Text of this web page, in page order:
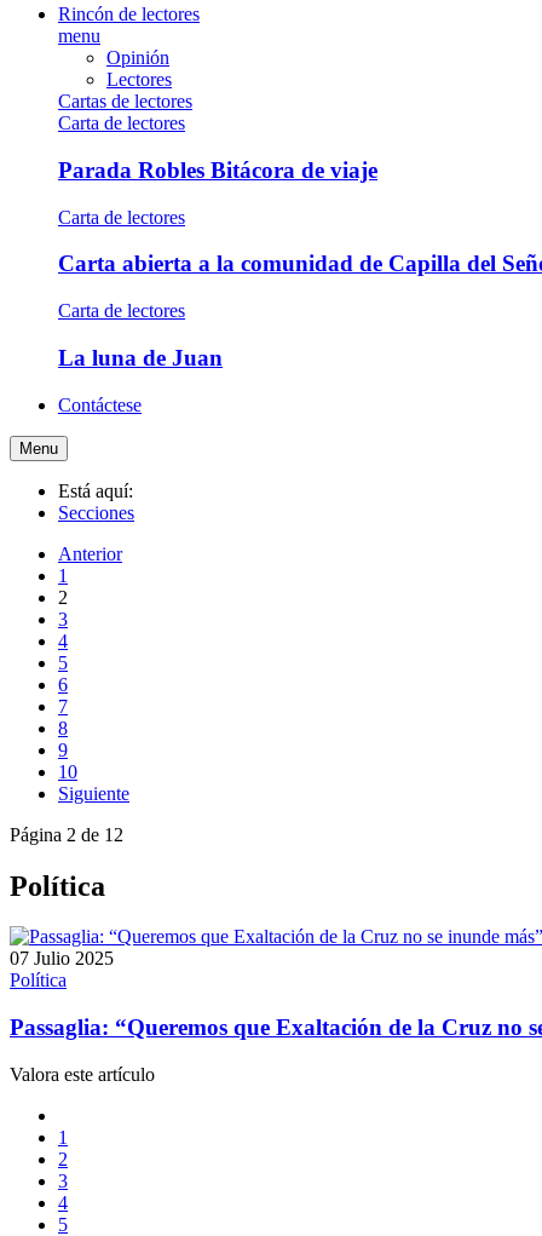
Rincón de lectores
menu
Opinión
Lectores
Cartas de lectores
Carta de lectores
Parada Robles Bitácora de viaje
Carta de lectores
Carta abierta a la comunidad de Capilla del
Carta de lectores
La luna de Juan
Contáctese
Menu
Está aquí:
Secciones
Anterior
1
2
3
4
5
6
7
8
9
10
Siguiente
Página 2 de 12
Política
07 Julio 2025
Política
Passaglia: “Queremos que Exaltación de la Cruz no
Valora este artículo
1
2
3
4
5